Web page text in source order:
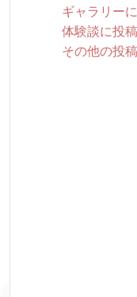
ギャラリー
体験談に投
その他の投